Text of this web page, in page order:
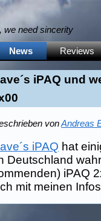
we need sincerity
News Reviews
iPAQ und
vonAndreas
iPAQ hat
Deutschland
iPAQ
mit meinen